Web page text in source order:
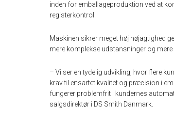
inden for emballageproduktion ved at
registerkontrol.
Maskinen sikrer meget høj nøjagtighed
mere komplekse udstansninger og mere
– Vi ser en tydelig udvikling, hvor flere
krav til ensartet kvalitet og præcision i
fungerer problemfrit i kundernes
salgsdirektør i DS Smith Danmark.